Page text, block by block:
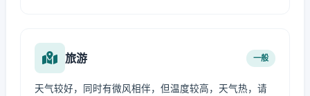
旅游 一般
天气较好，同时有微风相伴，但温度较高，天气热，请